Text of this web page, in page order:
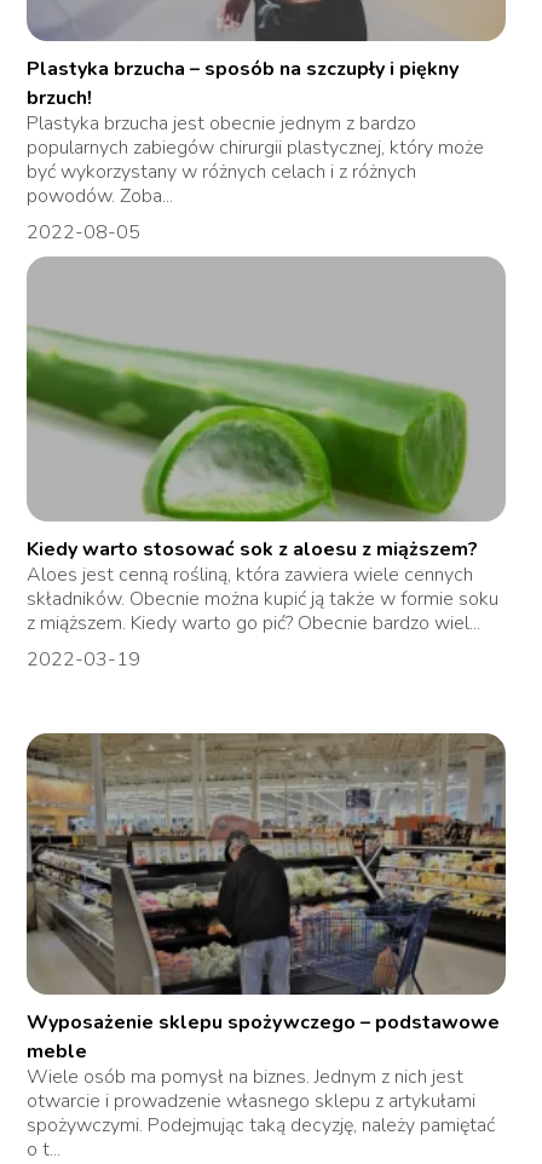
Plastyka brzucha – sposób na szczupły i piękny
brzuch!
Plastyka brzucha jest obecnie jednym z bardzo
popularnych zabiegów chirurgii plastycznej, który może
być wykorzystany w różnych celach i z różnych
powodów. Zoba...
2022-08-05
Kiedy warto stosować sok z aloesu z miąższem?
Aloes jest cenną rośliną, która zawiera wiele cennych
składników. Obecnie można kupić ją także w formie soku
z miąższem. Kiedy warto go pić? Obecnie bardzo wiel...
2022-03-19
Wyposażenie sklepu spożywczego – podstawowe
meble
Wiele osób ma pomysł na biznes. Jednym z nich jest
otwarcie i prowadzenie własnego sklepu z artykułami
spożywczymi. Podejmując taką decyzję, należy pamiętać
o t...